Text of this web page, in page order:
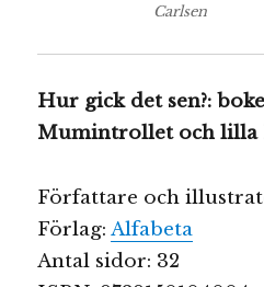
Carlsen
Hur gick det sen?:
Mumintrollet och lilla
Författare och
Förlag:Alfabeta
Antal sidor: 32